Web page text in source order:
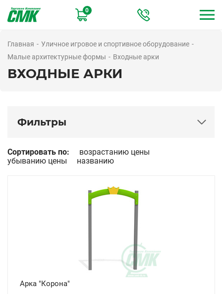
основному
0
Главная
Уличное игровое и спортивное оборудование
Малые архитектурные формы
Входные арки
ВХОДНЫЕ АРКИ
Сортировать по:
возрастанию цены
убыванию цены
названию
Арка "Корона"
Фильтры
Новинка